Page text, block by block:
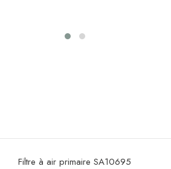
Filtre à gasoil SBH 1